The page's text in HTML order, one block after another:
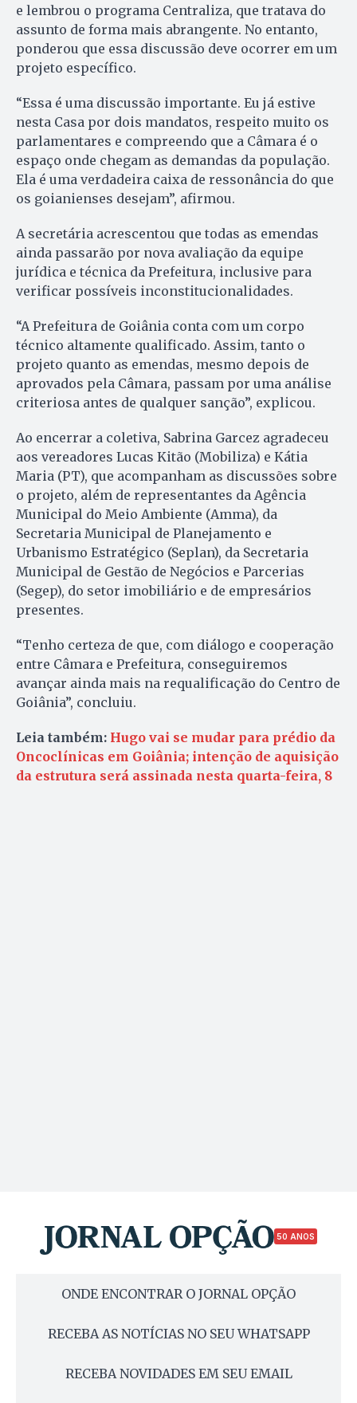
e lembrou o programa Centraliza, que tratava do
assunto de forma mais abrangente. No entanto,
ponderou que essa discussão deve ocorrer em um
projeto específico.
“Essa é uma discussão importante. Eu já estive
nesta Casa por dois mandatos, respeito muito os
parlamentares e compreendo que a Câmara é o
espaço onde chegam as demandas da população.
Ela é uma verdadeira caixa de ressonância do que
os goianienses desejam”, afirmou.
A secretária acrescentou que todas as emendas
ainda passarão por nova avaliação da equipe
jurídica e técnica da Prefeitura, inclusive para
verificar possíveis inconstitucionalidades.
“A Prefeitura de Goiânia conta com um corpo
técnico altamente qualificado. Assim, tanto o
projeto quanto as emendas, mesmo depois de
aprovados pela Câmara, passam por uma análise
criteriosa antes de qualquer sanção”, explicou.
Ao encerrar a coletiva, Sabrina Garcez agradeceu
aos vereadores Lucas Kitão (Mobiliza) e Kátia
Maria (PT), que acompanham as discussões sobre
o projeto, além de representantes da Agência
Municipal do Meio Ambiente (Amma), da
Secretaria Municipal de Planejamento e
Urbanismo Estratégico (Seplan), da Secretaria
Municipal de Gestão de Negócios e Parcerias
(Segep), do setor imobiliário e de empresários
presentes.
“Tenho certeza de que, com diálogo e cooperação
entre Câmara e Prefeitura, conseguiremos
avançar ainda mais na requalificação do Centro de
Goiânia”, concluiu.
Leia também: Hugo vai se mudar para prédio da
Oncoclínicas em Goiânia; intenção de aquisição
da estrutura será assinada nesta quarta-feira, 8
50 ANOS
ONDE ENCONTRAR O JORNAL OPÇÃO
RECEBA AS NOTÍCIAS NO SEU WHATSAPP
RECEBA NOVIDADES EM SEU EMAIL